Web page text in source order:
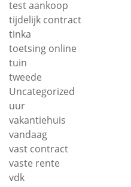
test aankoop
tijdelijk contract
tinka
toetsing online
tuin
tweede
Uncategorized
uur
vakantiehuis
vandaag
vast contract
vaste rente
vdk